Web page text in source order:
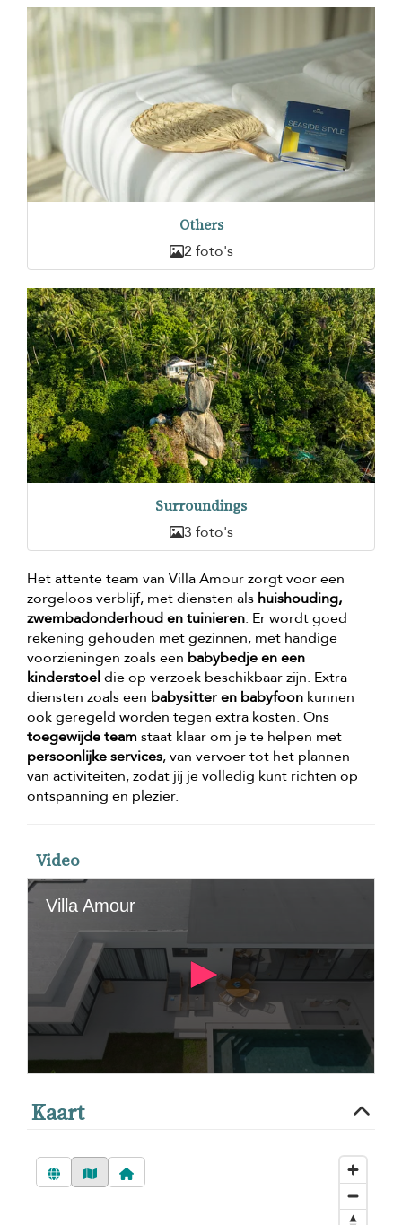
Others
2 foto's
Surroundings
3 foto's
Het attente team van Villa Amour zorgt voor een
zorgeloos verblijf, met diensten als huishouding,
zwembadonderhoud en tuinieren. Er wordt goed
rekening gehouden met gezinnen, met handige
voorzieningen zoals een babybedje en een
kinderstoeldie op verzoek beschikbaar zijn. Extra
diensten zoals een babysitter en babyfoon kunnen
ook geregeld worden tegen extra kosten. Ons
toegewijde teamstaat klaar om je te helpen met
persoonlijke services, van vervoer tot het plannen
van activiteiten, zodat jij je volledig kunt richten op
ontspanning en plezier.
Video
Kaart